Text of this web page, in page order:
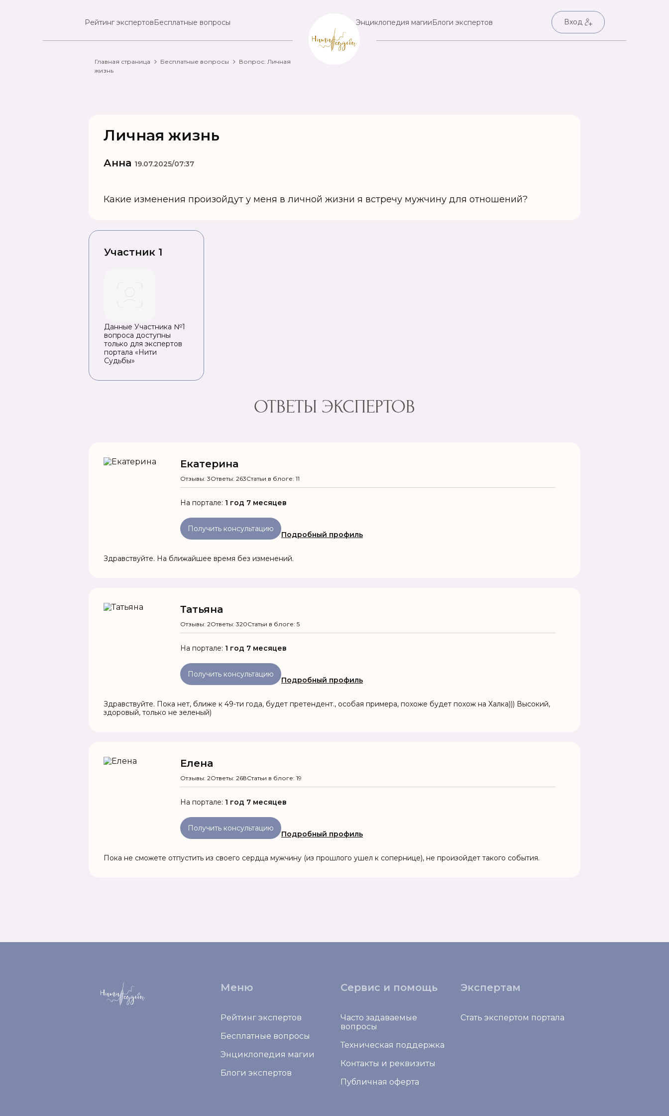
Рейтинг экспертовБесплатные вопросы Энциклопедия магииБлоги экспертов Вход
Главная страница Бесплатные вопросы
Вопрос: Личная
жизнь
Личная жизнь
Анна 19.07.2025/07:37
Какие изменения произойдут у меня в личной жизни я встречу мужчину для отношений?
Участник 1
Данные Участника №1
вопроса доступны
только для экспертов
портала «Нити
Судьбы»
ОТВЕТЫ ЭКСПЕРТОВ
Екатерина
Отзывы: 3Ответы: 263Статьи в блоге: 11
На портале: 1 год 7 месяцев
Получить консультацию
Подробный профиль
Здравствуйте. На ближайшее время без изменений.
Татьяна
Отзывы: 2Ответы: 320Статьи в блоге: 5
На портале: 1 год 7 месяцев
Получить консультацию
Подробный профиль
Здравствуйте. Пока нет, ближе к 49-ти года, будет претендент., особая примера, похоже будет похож на Халка))) Высокий,
здоровый, только не зеленый)
Елена
Отзывы: 2Ответы: 268Статьи в блоге: 19
На портале: 1 год 7 месяцев
Получить консультацию
Подробный профиль
Пока не сможете отпустить из своего сердца мужчину (из прошлого ушел к сопернице), не произойдет такого события.
Меню
Рейтинг экспертов
Бесплатные вопросы
Энциклопедия магии
Блоги экспертов
Сервис и помощь
Часто задаваемые
вопросы
Техническая поддержка
Контакты и реквизиты
Публичная оферта
Экспертам
Стать экспертом портала